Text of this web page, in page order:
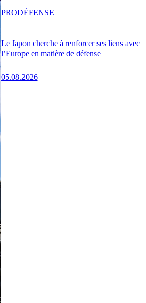
Le Japon cherche à renforcer ses liens avec
l’Europe en matière de défense
05.08.2026
PRODÉFENSE